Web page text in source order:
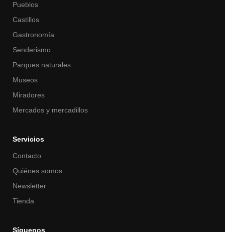
Pueblos
Castillos
Gastronomía
Senderismo
Parques naturales
Museos
Miradores
Mercados y mercadillos
Servicios
Contacto
Quiénes somos
Newsletter
Tienda
Síguenos